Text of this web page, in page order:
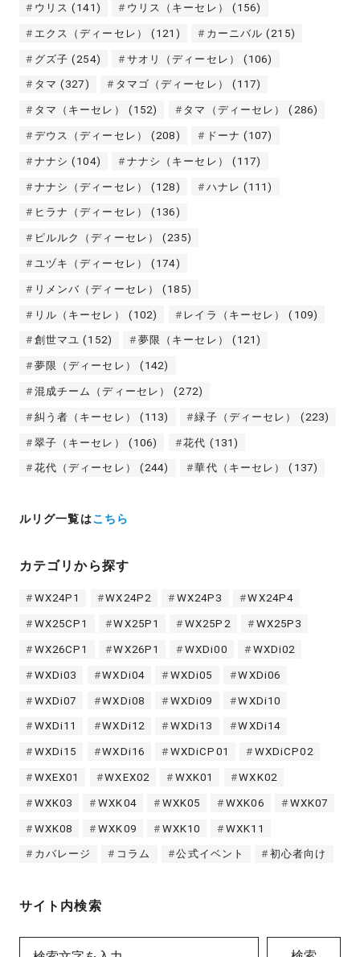
ウリス (141) ウリス（キーセレ） (156)
エクス（ディーセレ） (121) カーニバル (215)
グズ子 (254) サオリ（ディーセレ） (106)
タマ (327) タマゴ（ディーセレ） (117)
タマ（キーセレ） (152) タマ（ディーセレ） (286)
デウス（ディーセレ） (208) ドーナ (107)
ナナシ (104) ナナシ（キーセレ） (117)
ナナシ（ディーセレ） (128) ハナレ (111)
ヒラナ（ディーセレ） (136)
ピルルク（ディーセレ） (235)
ユヅキ（ディーセレ） (174)
リメンバ（ディーセレ） (185)
リル（キーセレ） (102) レイラ（キーセレ） (109)
創世マユ (152) 夢限（キーセレ） (121)
夢限（ディーセレ） (142)
混成チーム（ディーセレ） (272)
糾う者（キーセレ） (113) 緑子（ディーセレ） (223)
翠子（キーセレ） (106) 花代 (131)
花代（ディーセレ） (244) 華代（キーセレ） (137)
ルリグ一覧はこちら
カテゴリから探す
WX24P1 WX24P2 WX24P3 WX24P4
WX25CP1 WX25P1 WX25P2 WX25P3
WX26CP1 WX26P1 WXDi00 WXDi02
WXDi03 WXDi04 WXDi05 WXDi06
WXDi07 WXDi08 WXDi09 WXDi10
WXDi11 WXDi12 WXDi13 WXDi14
WXDi15 WXDi16 WXDiCP01 WXDiCP02
WXEX01 WXEX02 WXK01 WXK02
WXK03 WXK04 WXK05 WXK06 WXK07
WXK08 WXK09 WXK10 WXK11
カバレージ コラム 公式イベント 初心者向け
サイト内検索